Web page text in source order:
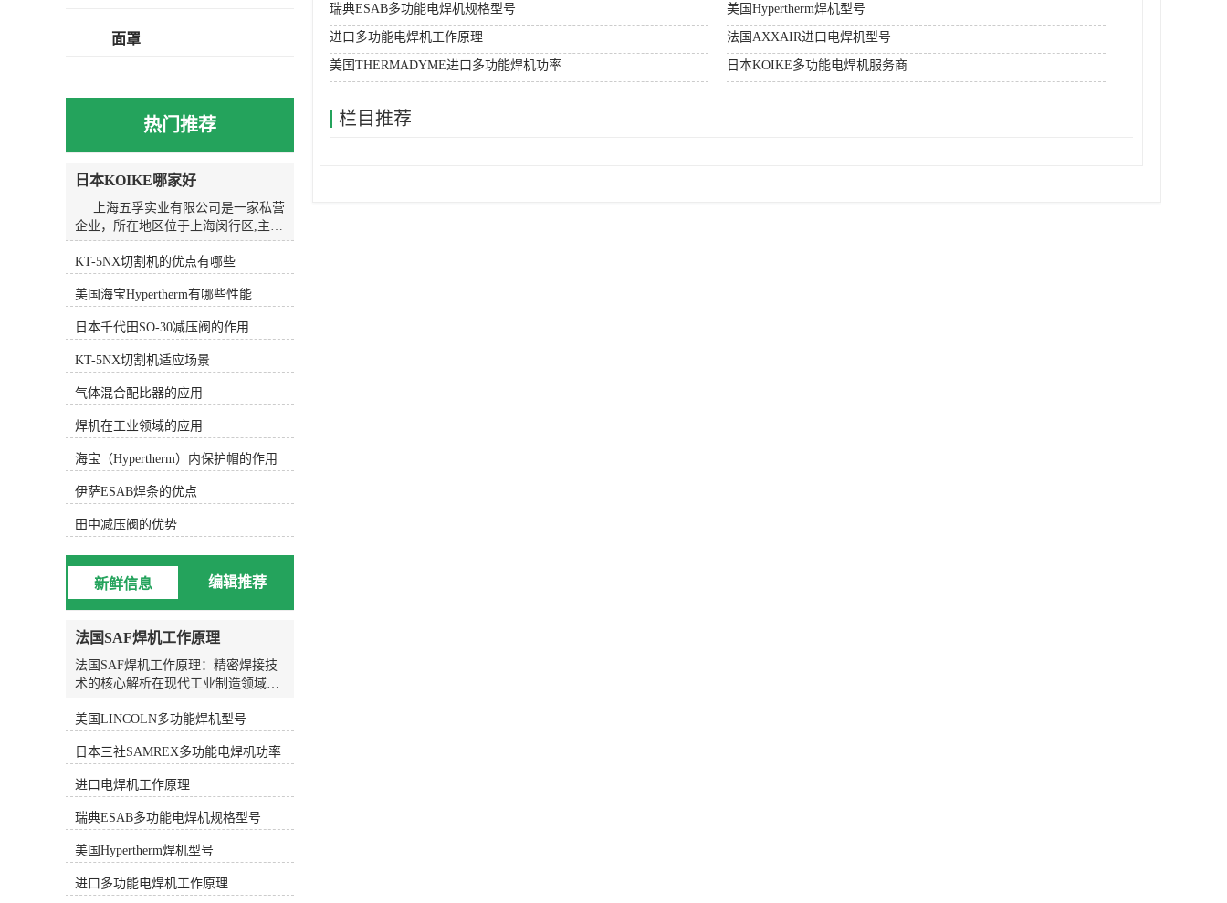
瑞典ESAB多功能电焊机规格型号 美国Hypertherm焊机型号
进口多功能电焊机工作原理 法国AXXAIR进口电焊机型号
美国THERMADYME进口多功能焊机功率 日本KOIKE多功能电焊机服务商
栏目推荐
面罩
热门推荐
日本KOIKE哪家好
上海五孚实业有限公司是一家私营
企业，所在地区位于上海闵行区,主营
产品或服务为焊割设备。我们以诚
信、实力和质量获得业界的高度认
服务*”的经营理念为广大客户提供*的
服务。欢迎各界朋友莅临上海五孚实
业有限公司参观、指导和业务洽谈。
KOIKE小池划线嘴的应用广泛。在
金属加工行业中，它常用于切割和划
线金属材料，如钢板、铝板、不锈钢
等。在焊接行业中，KOIKE小池划线
嘴可以用于焊接前的准备工作，如划
KOIKE小池划线嘴可以用于划线和切
割船体结构，提高造船工作的精度和
效率。 总的来说，KOIKE小池划
线嘴是一种由日本KOIKE公司生产的
切割设备配件，具有高精度的切割效
果、耐用性和稳定性。它广泛应用于
金属加工、焊接、造船等行业，用于
切割和划线工作。KOIKE小池划线嘴
的特点包括高精度的切割效果、耐用
性和稳定性，易于更换和调整。它的
应用范围涵盖金属加工、焊接、造船
等领域，能够提高工作效率和精度。
KT-5NX切割机的优点有哪些
美国海宝Hypertherm有哪些性能
日本千代田SO-30减压阀的作用
KT-5NX切割机适应场景
气体混合配比器的应用
焊机在工业领域的应用
海宝（Hypertherm）内保护帽的作用
伊萨ESAB焊条的优点
田中减压阀的优势
新鲜信息 编辑推荐
法国SAF焊机工作原理
法国SAF焊机工作原理：精密焊接技
术的核心解析在现代工业制造领域，
焊接技术作为材料连接的关键工艺，
其质量直接决定了结构件的安全性与
知名品牌，法国SAF焊机凭借其稳定
的性能与先进的技术，在船舶制造、
管道工程、压力容器及重型机械等行
业中得到了广泛应用。理解SAF焊机
的工作原理，不仅有助于操作人员更
好地发挥设备性能，也能为企业在工
艺选型与质量控制方面提供科学依
据。SAF焊机涵盖多种焊接模式，其
美国LINCOLN多功能焊机型号
日本三社SAMREX多功能电焊机功率
进口电焊机工作原理
瑞典ESAB多功能电焊机规格型号
美国Hypertherm焊机型号
进口多功能电焊机工作原理